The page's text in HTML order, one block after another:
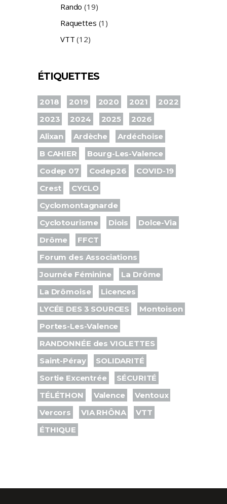
Rando (19)
Raquettes (1)
VTT (12)
ÉTIQUETTES
2018 2019 2020 2021
2022
2023
2024 2025
2026
Alixan
Ardèche
Ardéchoise
B CAHIER
Bourg-Les-Valence
Codep 07
Codep26
COVID-19
Crest
CYCLO
Cyclomontagnarde
Cyclotourisme
Diois
Dolce-Via
Drôme
FFCT
Forum des Associations
Journée Féminine
La Drôme
La Drômoise
Licences
LYCÉE DES 3 SOURCES
Montoison
Portes-Les-Valence
RANDONNÉE des VIOLETTES
Saint-Péray
SOLIDARITÉ
Sortie Excentrée
SÉCURITÉ
TÉLÉTHON
Valence
Ventoux
Vercors
VIA RHÔNA
VTT
ÉTHIQUE